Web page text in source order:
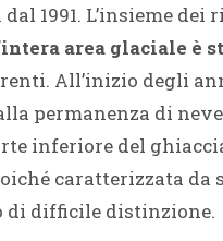
1991. L’insieme
area glaciale è
All’inizio degli
permanenza di
inferiore del
caratterizzata
di difficile distinzione.